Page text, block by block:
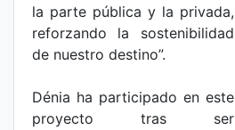
la parte pública y la privada,
reforzando la sostenibilidad
de nuestro destino”.
Dénia ha participado en este
proyecto tras ser